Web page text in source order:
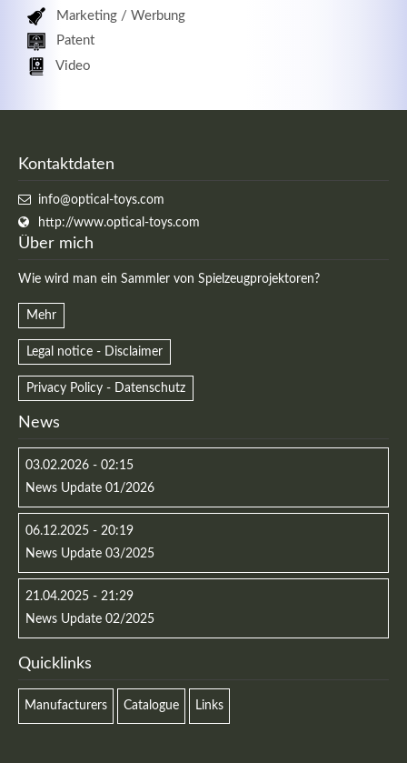
Marketing / Werbung
Patent
Video
Kontaktdaten
info@optical-toys.com
http://www.optical-toys.com
Über mich
Wie wird man ein Sammler von Spielzeugprojektoren?
Mehr
Legal notice - Disclaimer
Privacy Policy - Datenschutz
News
03.02.2026 - 02:15
News Update 01/2026
06.12.2025 - 20:19
News Update 03/2025
21.04.2025 - 21:29
News Update 02/2025
Quicklinks
Manufacturers Catalogue Links